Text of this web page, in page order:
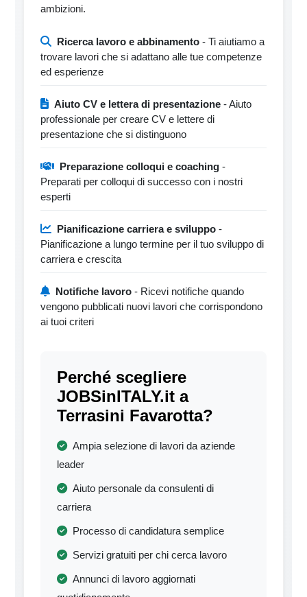
ambizioni.
Ricerca lavoro e abbinamento - Ti aiutiamo a
trovare lavori che si adattano alle tue competenze
ed esperienze
Aiuto CV e lettera di presentazione - Aiuto
professionale per creare CV e lettere di
presentazione che si distinguono
Preparazione colloqui e coaching -
Preparati per colloqui di successo con i nostri
esperti
Pianificazione carriera e sviluppo -
Pianificazione a lungo termine per il tuo sviluppo di
carriera e crescita
Notifiche lavoro - Ricevi notifiche quando
vengono pubblicati nuovi lavori che corrispondono
ai tuoi criteri
Perché scegliere
JOBSinITALY.it a
Terrasini Favarotta?
Ampia selezione di lavori da aziende
leader
Aiuto personale da consulenti di
carriera
Processo di candidatura semplice
Servizi gratuiti per chi cerca lavoro
Annunci di lavoro aggiornati